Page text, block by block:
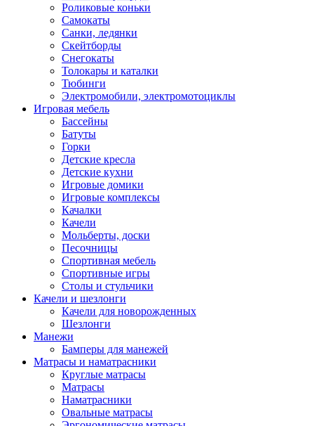
Роликовые коньки
Самокаты
Санки, ледянки
Скейтборды
Снегокаты
Толокары и каталки
Тюбинги
Электромобили, электромотоциклы
Игровая мебель
Бассейны
Батуты
Горки
Детские кресла
Детские кухни
Игровые домики
Игровые комплексы
Качалки
Качели
Мольберты, доски
Песочницы
Спортивная мебель
Спортивные игры
Столы и стульчики
Качели и шезлонги
Качели для новорожденных
Шезлонги
Манежи
Бамперы для манежей
Матрасы и наматрасники
Круглые матрасы
Матрасы
Наматрасники
Овальные матрасы